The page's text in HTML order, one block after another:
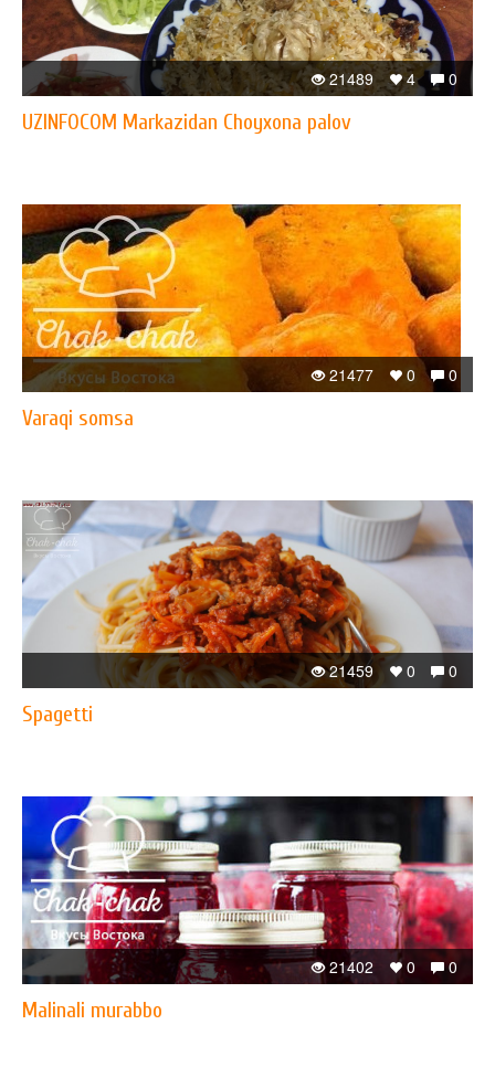
0
4
21489
UZINFOCOM Markazidan Choyxona palov
0
0
21477
Varaqi somsa
0
0
21459
Spagetti
0
0
21402
Malinali murabbo